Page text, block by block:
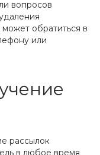
вопросов
обратиться в
или
рассылок
в любое время